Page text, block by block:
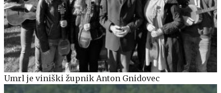
Umrl je viniški župnik Anton Gnidovec